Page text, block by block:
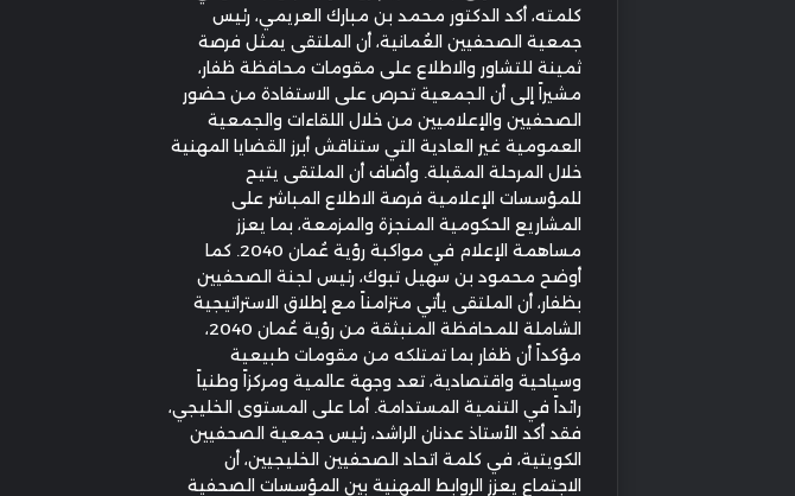
كلمته، أكد الدكتور محمد بن مبارك العريمي، رئيس
جمعية الصحفيين العُمانية، أن الملتقى يمثل فرصة
ثمينة للتشاور والاطلاع على مقومات محافظة ظفار،
مشيراً إلى أن الجمعية تحرص على الاستفادة من حضور
الصحفيين والإعلاميين من خلال اللقاءات والجمعية
العمومية غير العادية التي ستناقش أبرز القضايا المهنية
خلال المرحلة المقبلة. وأضاف أن الملتقى يتيح
للمؤسسات الإعلامية فرصة الاطلاع المباشر على
المشاريع الحكومية المنجزة والمزمعة، بما يعزز
مساهمة الإعلام في مواكبة رؤية عُمان 2040. كما
أوضح محمود بن سهيل تبوك، رئيس لجنة الصحفيين
بظفار، أن الملتقى يأتي متزامناً مع إطلاق الاستراتيجية
الشاملة للمحافظة المنبثقة من رؤية عُمان 2040،
مؤكداً أن ظفار بما تمتلكه من مقومات طبيعية
وسياحية واقتصادية، تعد وجهة عالمية ومركزاً وطنياً
رائداً في التنمية المستدامة. أما على المستوى الخليجي،
فقد أكد الأستاذ عدنان الراشد، رئيس جمعية الصحفيين
الكويتية، في كلمة اتحاد الصحفيين الخليجيين، أن
الاجتماع يعزز الروابط المهنية بين المؤسسات الصحفية